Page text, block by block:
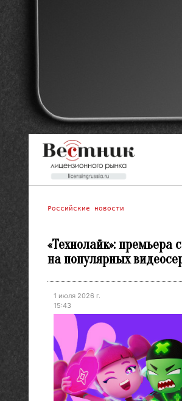
Российские новости
«Технолайк»: премьера
на популярных
1 июля 2026 г.
15:43